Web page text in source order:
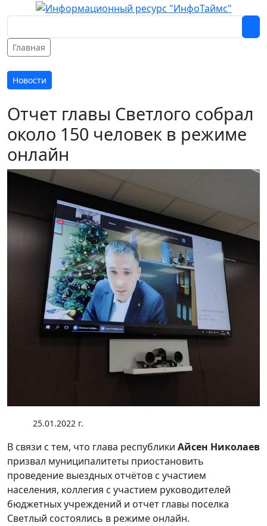
Главная
Новости
Отчет главы Светлого собрал
около 150 человек в режиме
онлайн
25.01.2022 г.
В связи с тем, что глава республики Айсен Николаев
призвал муниципалитеты приостановить
проведение выездных отчётов с участием
населения, коллегия с участием руководителей
бюджетных учреждений и отчет главы поселка
Светлый состоялись в режиме онлайн.